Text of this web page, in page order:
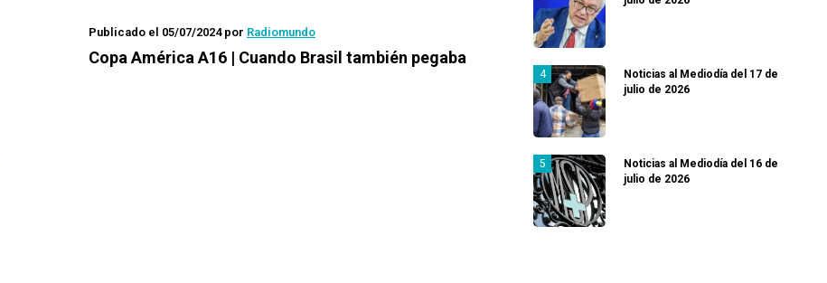
Publicado el 05/07/2024por Radiomundo
Copa América A16 | Cuando Brasil también pegaba
Noticias al Mediodía del 17 de
julio de 2026
Noticias al Mediodía del 16 de
julio de 2026